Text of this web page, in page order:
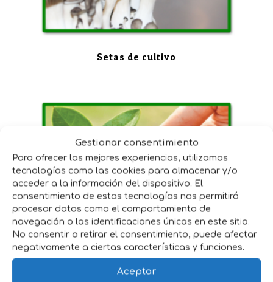
Gestionar consentimiento
Para ofrecer las mejores experiencias, utilizamos
tecnologías como las cookies para almacenar y/o
acceder a la información del dispositivo. El
consentimiento de estas tecnologías nos permitirá
procesar datos como el comportamiento de
navegación o las identificaciones únicas en este sitio.
No consentir o retirar el consentimiento, puede afectar
negativamente a ciertas características y funciones.
Aceptar
Setas de cultivo
Abonos -Sustratos-Nutrientes